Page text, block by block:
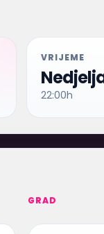
VRIJEME
22:00h
GRAD